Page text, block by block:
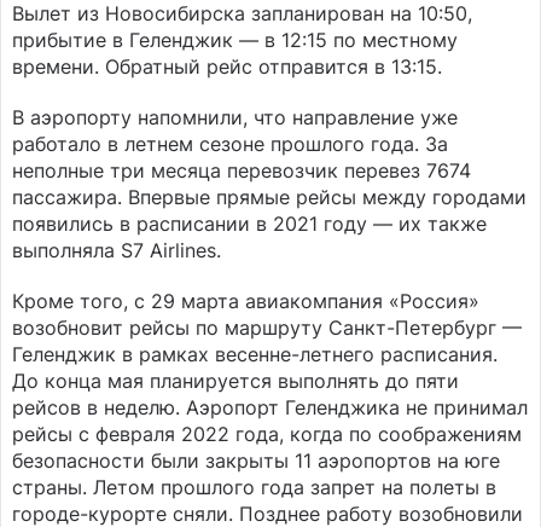
Вылет из Новосибирска запланирован на 10:50,
прибытие в Геленджик — в 12:15 по местному
времени. Обратный рейс отправится в 13:15.
В аэропорту напомнили, что направление уже
работало в летнем сезоне прошлого года. За
неполные три месяца перевозчик перевез 7674
пассажира. Впервые прямые рейсы между городами
появились в расписании в 2021 году — их также
выполняла S7 Airlines.
Кроме того, с 29 марта авиакомпания «Россия»
возобновит рейсы по маршруту Санкт-Петербург —
Геленджик в рамках весенне-летнего расписания.
До конца мая планируется выполнять до пяти
рейсов в неделю. Аэропорт Геленджика не принимал
рейсы с февраля 2022 года, когда по соображениям
безопасности были закрыты 11 аэропортов на юге
страны. Летом прошлого года запрет на полеты в
городе-курорте сняли. Позднее работу возобновили